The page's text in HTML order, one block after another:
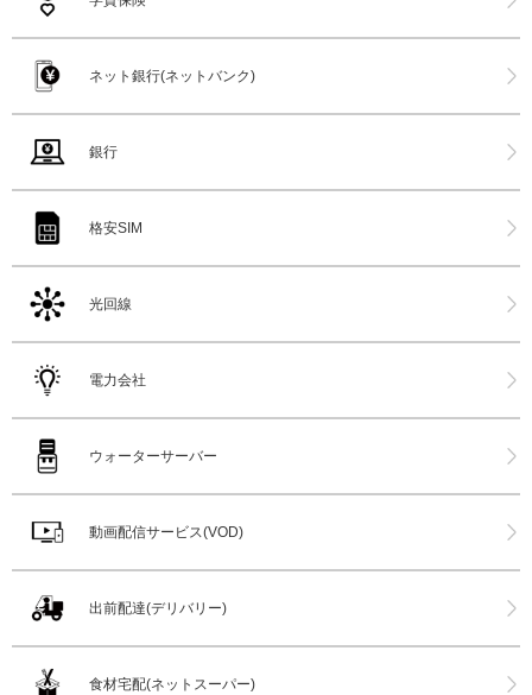
ネット銀行(ネットバンク)
銀行
格安SIM
光回線
電力会社
ウォーターサーバー
動画配信サービス(VOD)
出前配達(デリバリー)
食材宅配(ネットスーパー)